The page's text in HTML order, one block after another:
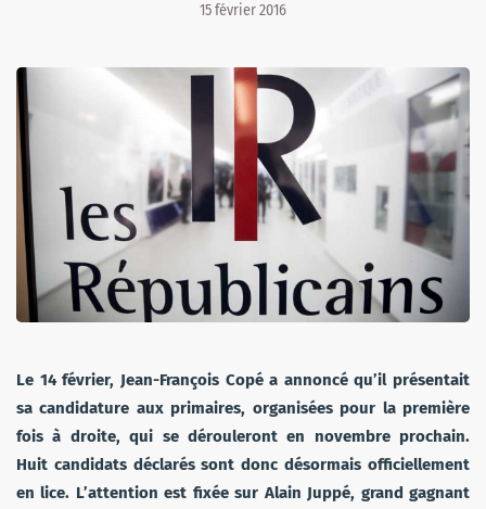
15 février 2016
Le 14 février, Jean-François Copé a annoncé qu’il présentait
sa candidature aux primaires, organisées pour la première
fois à droite, qui se dérouleront en novembre prochain.
Huit candidats déclarés sont donc désormais officiellement
en lice. L’attention est fixée sur Alain Juppé, grand gagnant